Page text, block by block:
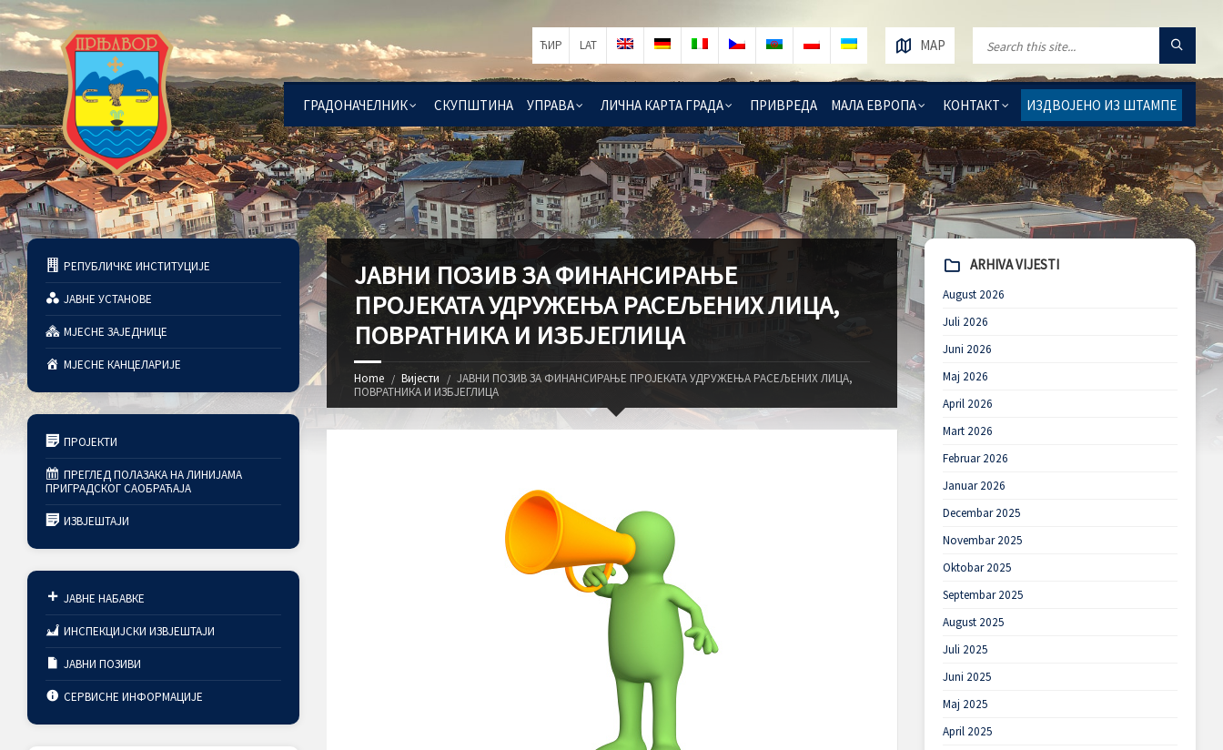
ГРАДОНАЧЕЛНИК СКУПШТИНА УПРАВА ЛИЧНА КАРТА ГРАДА ПРИВРЕДА МАЛА ЕВРОПА КОНТАКТ ИЗДВОЈЕНО ИЗ ШТАМПЕ
MAP
ЋИР LAT
ЈАВНИ ПОЗИВ ЗА ФИНАНСИРАЊЕ
ПРОЈЕКАТА УДРУЖЕЊА РАСЕЉЕНИХ ЛИЦА,
ПОВРАТНИКА И ИЗБЈЕГЛИЦА
Home Вијести
ЈАВНИ ПОЗИВ ЗА ФИНАНСИРАЊЕ ПРОЈЕКАТА УДРУЖЕЊА РАСЕЉЕНИХ ЛИЦА,
ПОВРАТНИКА И ИЗБЈЕГЛИЦА
РЕПУБЛИЧКЕ ИНСТИТУЦИЈЕ
ЈАВНЕ УСТАНОВЕ
МЈЕСНЕ ЗАЈЕДНИЦЕ
МЈЕСНЕ КАНЦЕЛАРИЈЕ
ПРОЈЕКТИ
ПРЕГЛЕД ПОЛАЗАКА НА ЛИНИЈАМА
ПРИГРАДСКОГ САОБРАЋАЈА
ИЗВЈЕШТАЈИ
ЈАВНЕ НАБАВКЕ
ИНСПЕКЦИЈСКИ ИЗВЈЕШТАЈИ
ЈАВНИ ПОЗИВИ
СЕРВИСНЕ ИНФОРМАЦИЈЕ
ARHIVA VIJESTI
August 2026
Juli 2026
Juni 2026
Maj 2026
April 2026
Mart 2026
Februar 2026
Januar 2026
Decembar 2025
Novembar 2025
Oktobar 2025
Septembar 2025
August 2025
Juli 2025
Juni 2025
Maj 2025
April 2025